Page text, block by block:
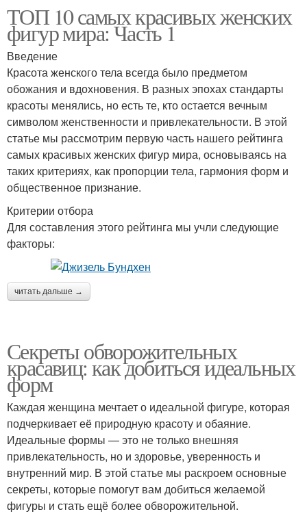
ТОП 10 самых красивых женских
фигур мира: Часть 1
Введение
Красота женского тела всегда было предметом
обожания и вдохновения. В разных эпохах стандарты
красоты менялись, но есть те, кто остается вечным
символом женственности и привлекательности. В этой
статье мы рассмотрим первую часть нашего рейтинга
самых красивых женских фигур мира, основываясь на
таких критериях, как пропорции тела, гармония форм и
общественное признание.
Критерии отбора
Для составления этого рейтинга мы учли следующие
факторы:
читать дальше →
Секреты обворожительных
красавиц: как добиться идеальных
форм
Каждая женщина мечтает о идеальной фигуре, которая
подчеркивает её природную красоту и обаяние.
Идеальные формы — это не только внешняя
привлекательность, но и здоровье, уверенность и
внутренний мир. В этой статье мы раскроем основные
секреты, которые помогут вам добиться желаемой
фигуры и стать ещё более обворожительной.